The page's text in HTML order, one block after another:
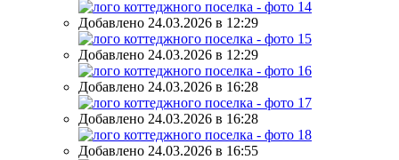
Добавлено 24.03.2026 в 12:29
Добавлено 24.03.2026 в 12:29
Добавлено 24.03.2026 в 16:28
Добавлено 24.03.2026 в 16:28
Добавлено 24.03.2026 в 16:55